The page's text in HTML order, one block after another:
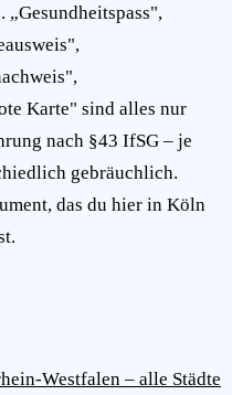
„Gesundheitspass",
Karte" sind alles nur
nach §43 IfSG – je
gebräuchlich.
das du hier in Köln
Westfalen – alle Städte